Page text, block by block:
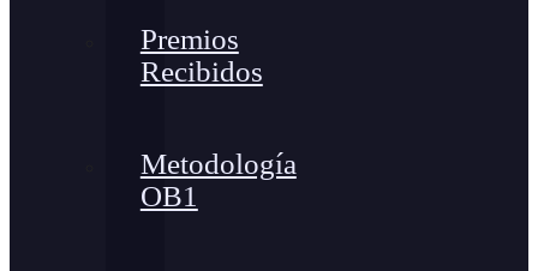
Premios
Recibidos
Metodología
OB1